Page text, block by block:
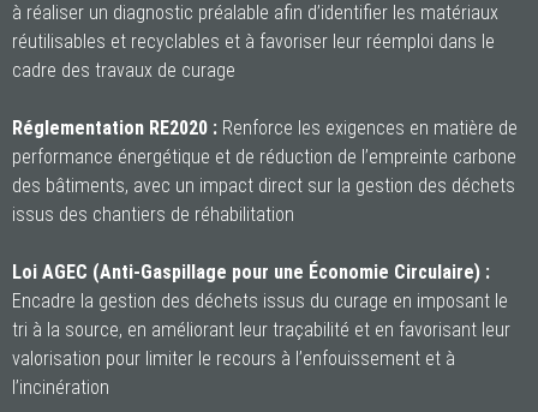
à réaliser un diagnostic préalable afin d’identifier les matériaux
réutilisables et recyclables et à favoriser leur réemploi dans le
cadre des travaux de curage
Réglementation RE2020 : Renforce les exigences en matière de
performance énergétique et de réduction de l’empreinte carbone
des bâtiments, avec un impact direct sur la gestion des déchets
issus des chantiers de réhabilitation
Loi AGEC (Anti-Gaspillage pour une Économie Circulaire) :
Encadre la gestion des déchets issus du curage en imposant le
tri à la source, en améliorant leur traçabilité et en favorisant leur
valorisation pour limiter le recours à l’enfouissement et à
l’incinération